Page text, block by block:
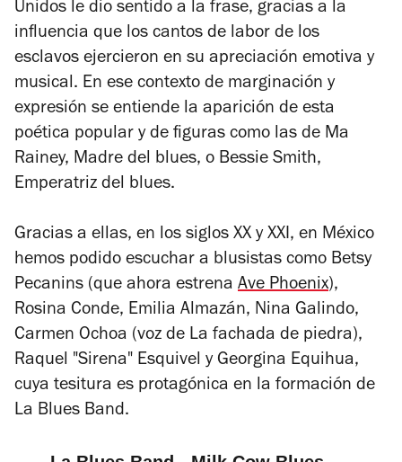
Unidos le dio sentido a la frase, gracias a la
influencia que los cantos de labor de los
esclavos ejercieron en su apreciación emotiva y
musical. En ese contexto de marginación y
expresión se entiende la aparición de esta
poética popular y de figuras como las de Ma
Rainey, Madre del blues, o Bessie Smith,
Emperatriz del blues.
Gracias a ellas, en los siglos XX y XXI, en México
hemos podido escuchar a blusistas como Betsy
Pecanins (que ahora estrena Ave Phoenix),
Rosina Conde, Emilia Almazán, Nina Galindo,
Carmen Ochoa (voz de La fachada de piedra),
Raquel "Sirena" Esquivel y Georgina Equihua,
cuya tesitura es protagónica en la formación de
La Blues Band.